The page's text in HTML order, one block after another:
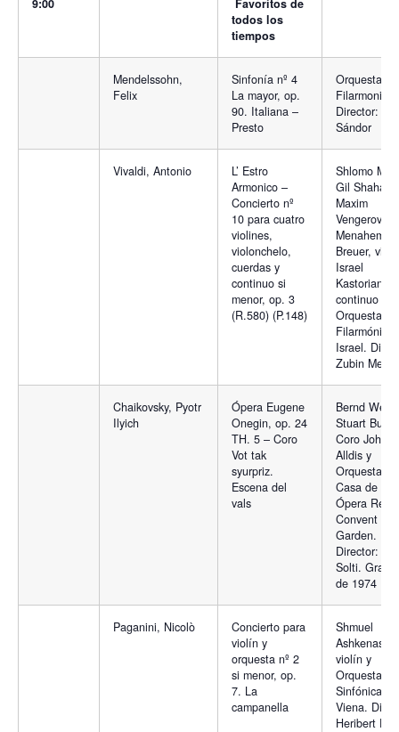
9:00
Favoritos de
todos los
tiempos
Mendelssohn,
Felix
Sinfonía nº 4
La mayor, op.
90. Italiana –
Presto
Orquesta
Filarmonia.
Director:
Sándor
Vivaldi, Antonio
L’ Estro
Armonico –
Concierto nº
10 para cuatro
violines,
violonchelo,
cuerdas y
continuo si
menor, op. 3
(R.580) (P.148)
Shlomo
Gil Shaham,
Maxim
Vengerov y
Menahem
Breuer,
Israel
Kastoriano,
continuo y
Orquesta
Filarmónica
Israel.
Zubin Mehta
Chaikovsky, Pyotr
Ilyich
Ópera Eugene
Onegin, op. 24
TH. 5 – Coro
Vot tak
syurpriz.
Escena del
vals
Bernd Weikl,
Stuart
Coro John
Alldis y
Orquesta la
Casa de la
Ópera Real,
Convent
Garden.
Director:
Solti.
de 1974
Paganini, Nicolò
Concierto para
violín y
orquesta nº 2
si menor, op.
7. La
campanella
Shmuel
Ashkenasi,
violín y
Orquesta
Sinfónica de
Viena.
Heribert